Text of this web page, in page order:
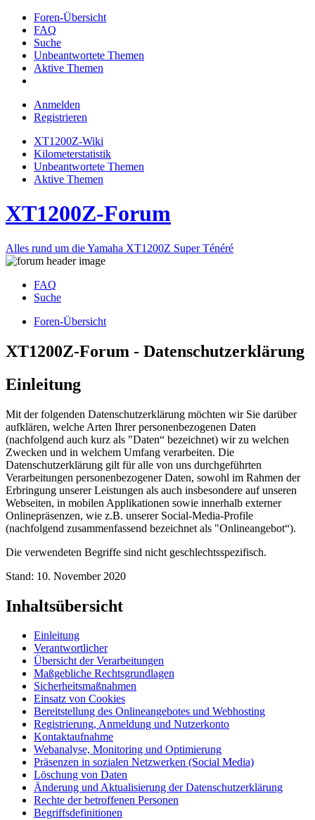
Foren-Übersicht
FAQ
Suche
Unbeantwortete Themen
Aktive Themen
Anmelden
Registrieren
XT1200Z-Wiki
Kilometerstatistik
Unbeantwortete Themen
Aktive Themen
XT1200Z-Forum
Alles rund um die Yamaha XT1200Z Super Ténéré
FAQ
Suche
Foren-Übersicht
XT1200Z-Forum - Datenschutzerklärung
Einleitung
Mit der folgenden Datenschutzerklärung möchten wir Sie darüber
aufklären, welche Arten Ihrer personenbezogenen Daten
(nachfolgend auch kurz als "Daten“ bezeichnet) wir zu welchen
Zwecken und in welchem Umfang verarbeiten. Die
Datenschutzerklärung gilt für alle von uns durchgeführten
Verarbeitungen personenbezogener Daten, sowohl im Rahmen der
Erbringung unserer Leistungen als auch insbesondere auf unseren
Webseiten, in mobilen Applikationen sowie innerhalb externer
Onlinepräsenzen, wie z.B. unserer Social-Media-Profile
(nachfolgend zusammenfassend bezeichnet als "Onlineangebot“).
Die verwendeten Begriffe sind nicht geschlechtsspezifisch.
Stand: 10. November 2020
Inhaltsübersicht
Einleitung
Verantwortlicher
Übersicht der Verarbeitungen
Maßgebliche Rechtsgrundlagen
Sicherheitsmaßnahmen
Einsatz von Cookies
Bereitstellung des Onlineangebotes und Webhosting
Registrierung, Anmeldung und Nutzerkonto
Kontaktaufnahme
Webanalyse, Monitoring und Optimierung
Präsenzen in sozialen Netzwerken (Social Media)
Löschung von Daten
Änderung und Aktualisierung der Datenschutzerklärung
Rechte der betroffenen Personen
Begriffsdefinitionen